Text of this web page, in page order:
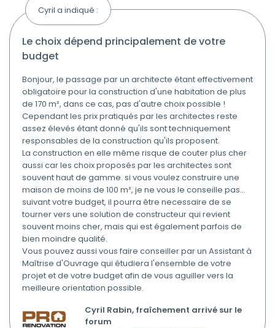
Cyril a indiqué :
le choix dépend principalement de votre
budget
Bonjour, le passage par un architecte étant effectivement
obligatoire pour la construction d'une habitation de plus
de 170 m², dans ce cas, pas d'autre choix possible !
Cependant les prix pratiqués par les architectes reste
assez élevés étant donné qu'ils sont techniquement
responsables de la construction qu'ils proposent.
La construction en elle même risque de couter plus cher
aussi car les choix proposés par les architectes sont
souvent haut de gamme. si vous voulez construire une
maison de moins de 100 m², je ne vous le conseille pas...
suivant votre budget, il pourra être necessaire de se
tourner vers une solution de constructeur qui revient
souvent moins cher, mais qui est également parfois de
bien moindre qualité.
Vous pouvez aussi vous faire conseiller par un Assistant à
Maîtrise d'Ouvrage qui étudiera l'ensemble de votre
projet et de votre budget afin de vous aguiller vers la
meilleure orientation possible.
Cyril Rabin, fraîchement arrivé sur le
forum